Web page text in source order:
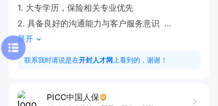
1. 大专学历，保险相关专业优先
2. 具备良好的沟通能力与客户服务意识
3. 熟悉保险产品知识，有相关经验者优先
展开
联系我时请说是在开封人才网 上看到的，谢谢！
PICC中国人保